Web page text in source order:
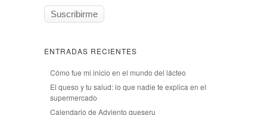
ENTRADAS RECIENTES
Cómo fue mi inicio en el mundo del lácteo
El queso y tu salud: lo que nadie te explica en el
supermercado
Calendario de Adviento queseru